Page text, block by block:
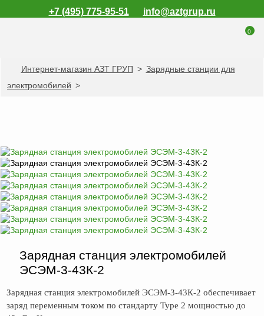
+7 (495) 775-95-51 info@aztgrup.ru
0
КАТАЛОГ ПРОДУКЦИИ
Топливораздаточные
Зарядные станции
для электромобилей
Погружные насосы к
ТРК и ГРК
Запасные части к
ТРК и ГРК
Электронное
оборудование
ТОПАЗ
Пульты управления,
контроллеры
Интернет-магазин АЗТ ГРУП > Зарядные станции для
электромобилей >
Зарядная станция электромобилей
ЭСЭМ-3-43К-2
Зарядная станция электромобилей ЭСЭМ-3-43К-2 обеспечивает
заряд переменным током по стандарту Type 2 мощностью до